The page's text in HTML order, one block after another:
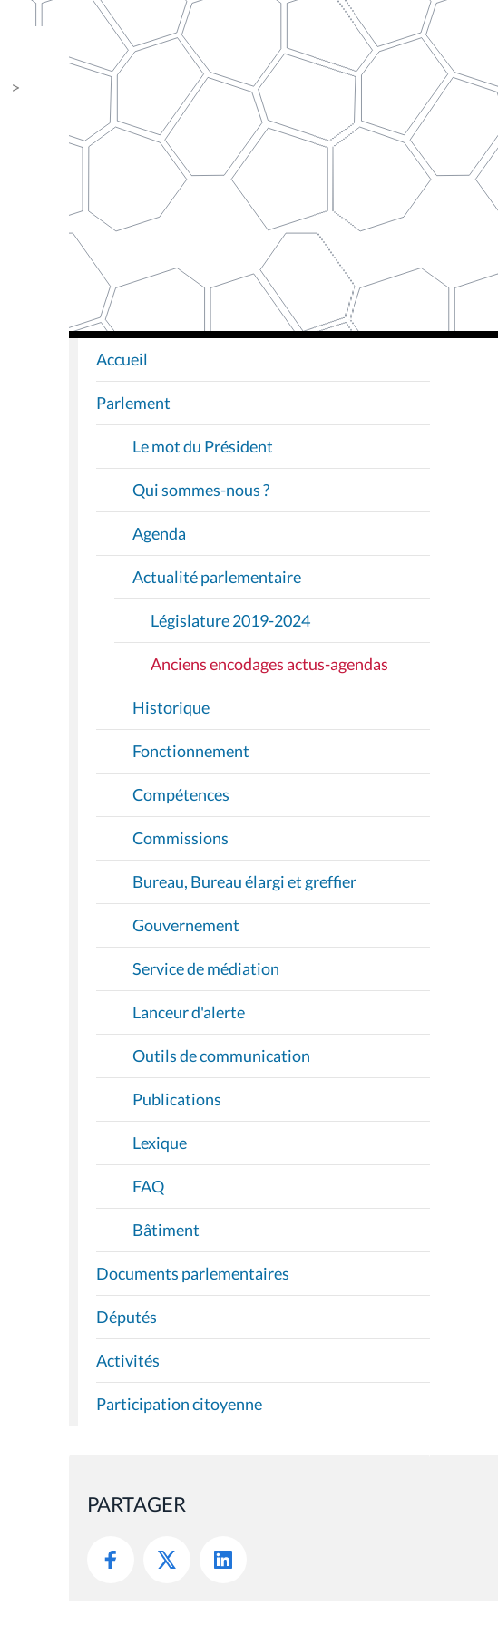
N
A
V
G
T
O
Accueil
Parlement
Le mot du Président
Qui sommes-nous ?
Agenda
Actualité parlementaire
Législature 2019-2024
Anciens encodages actus-agendas
Historique
Fonctionnement
Compétences
Commissions
Bureau, Bureau élargi et greffier
Gouvernement
Service de médiation
Lanceur d'alerte
Outils de communication
Publications
Lexique
FAQ
Bâtiment
Documents parlementaires
Députés
Activités
Participation citoyenne
PARTAGER